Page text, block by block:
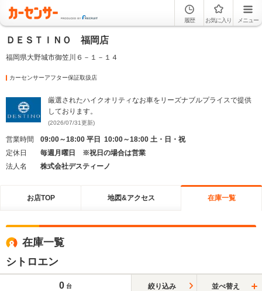
履歴 お気に入り メニュー
ＤＥＳＴＩＮＯ 福岡店
福岡県大野城市御笠川６－１－１４
カーセンサーアフター保証取扱店
厳選されたハイクオリティなお車をリーズナブルプライスで提供
しております。
(2026/07/31更新)
営業時間
09:00～18:00 平日 10:00～18:00 土・日・祝
定休日
毎週月曜日 ※祝日の場合は営業
法人名
株式会社デスティーノ
お店TOP 地図&アクセス 在庫一覧
在庫一覧
シトロエン
0 台 絞り込み 並べ替え